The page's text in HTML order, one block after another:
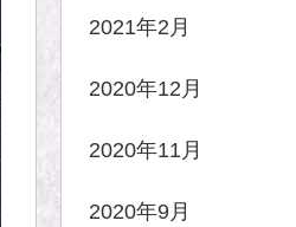
2021年2月
2020年12月
2020年11月
2020年9月